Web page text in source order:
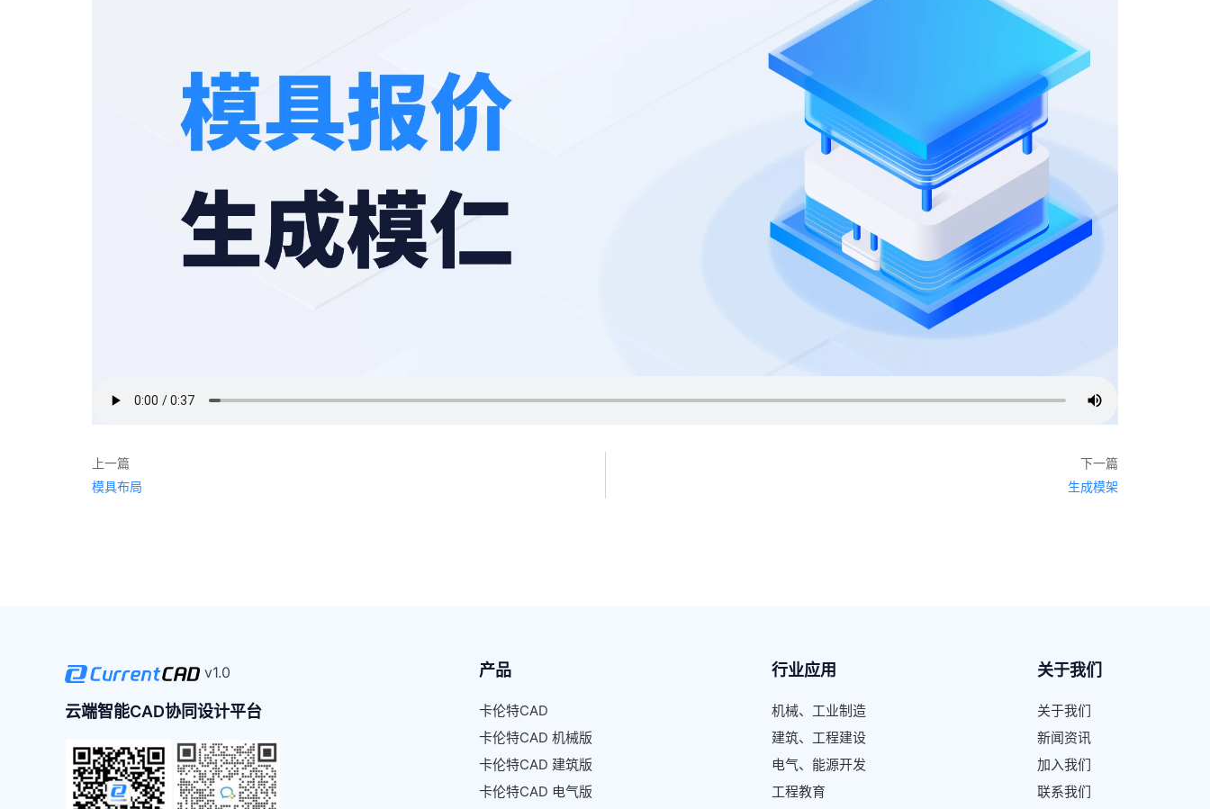
上一篇
模具布局
下一篇
生成模架
v1.0
云端智能CAD协同设计平台
产品
卡伦特CAD
卡伦特CAD 机械版
卡伦特CAD 建筑版
卡伦特CAD 电气版
行业应用
机械、工业制造
建筑、工程建设
电气、能源开发
工程教育
关于我们
关于我们
新闻资讯
加入我们
联系我们